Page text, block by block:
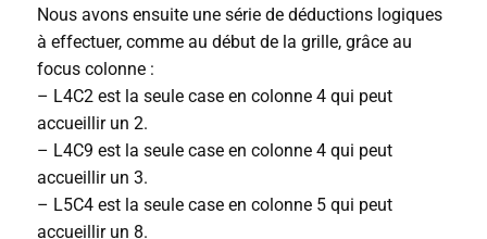
Nous avons ensuite une série de déductions logiques
à effectuer, comme au début de la grille, grâce au
focus colonne :
– L4C2 est la seule case en colonne 4 qui peut
accueillir un 2.
– L4C9 est la seule case en colonne 4 qui peut
accueillir un 3.
– L5C4 est la seule case en colonne 5 qui peut
accueillir un 8.